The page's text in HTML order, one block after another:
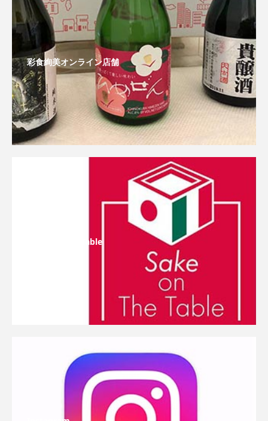
彩食絢美オンライン店舗
Sake On The Table